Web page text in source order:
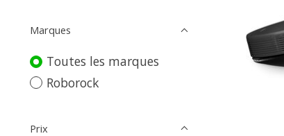
Marques
Toutes les marques
Roborock
Prix